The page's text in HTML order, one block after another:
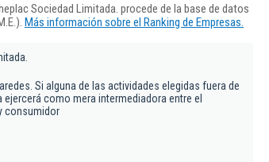
Sociedad Limitada. procede de la base de datos
Más información sobre el Ranking de Empresas.
Si alguna de las actividades elegidas fuera de
como mera intermediadora entre el
consumidor